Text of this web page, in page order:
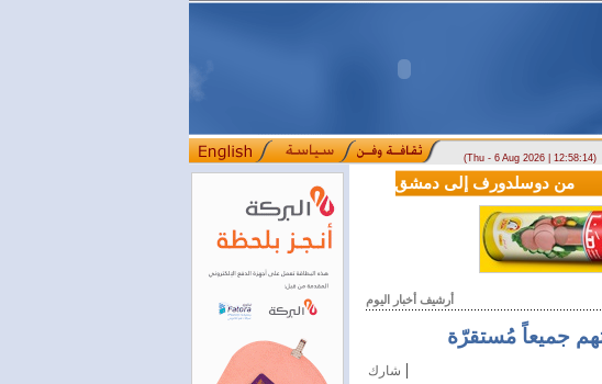
(Thu - 6 Aug 2026 | 12:58:14)
وصول أول رحلة لشركة LEAV Aviation من دوسلدورف إلى دمشق:::: المصرف التجاري السوري يمدّد ساعات العمل حتى
أرشيف أخبار اليوم
شارك |